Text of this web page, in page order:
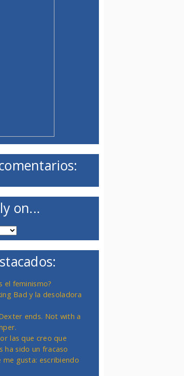
on...
el feminismo?
Bad y la desoladora
ends. Not with a
las que creo que
ha sido un fracaso
me gusta: escribiendo